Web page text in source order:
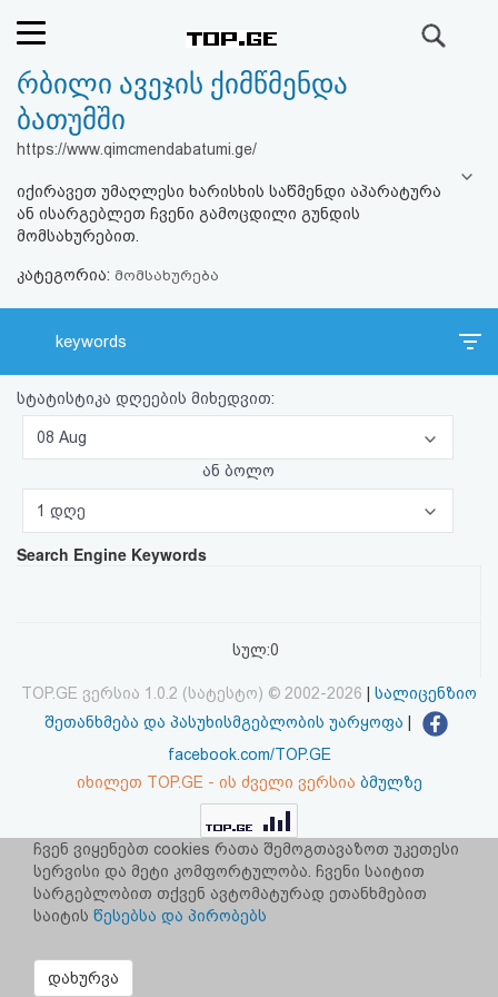
რეიტინგი
(მთავარი)
ფოსტა
ავტორიზაცია
რეგისტრაცია
აღდგენა
შეთანხმება
პასუხისმგებლობის
უარყოფა
რბილი ავეჯის ქიმწმენდა
ბათუმში
https://www.qimcmendabatumi.ge/
იქირავეთ უმაღლესი ხარისხის საწმენდი აპარატურა
ან ისარგებლეთ ჩვენი გამოცდილი გუნდის
მომსახურებით.
კატეგორია: მომსახურება
keywords
სტატისტიკა დღეების მიხედვით:
08 Aug
ან ბოლო
1 დღე
Search Engine Keywords
სულ:0
TOP.GE ვერსია 1.0.2 (სატესტო) © 2002-2026
სალიცენზიო
შეთანხმება და პასუხისმგებლობის უარყოფა
facebook.com/TOP.GE
იხილეთ TOP.GE - ის ძველი ვერსია ბმულზე
რეკლამა TOP.GE - ზე
TOP.GE-ს სერვერების განთავსებას და ინტერნეტთან კავშირს
უზრუნველყოფს:CLOUD9
ჩვენ ვიყენებთ cookies რათა შემოგთავაზოთ უკეთესი
სერვისი და მეტი კომფორტულობა. ჩვენი საიტით
სარგებლობით თქვენ ავტომატურად ეთანხმებით
საიტის წესებსა და პირობებს
დახურვა